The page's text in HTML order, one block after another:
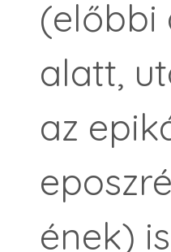
(előbbi
alatt,
az
ének)